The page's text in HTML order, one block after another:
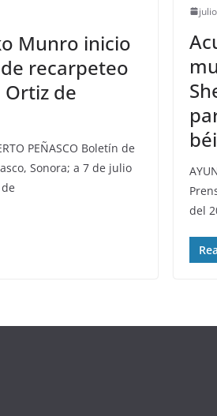
Munro inicio
recarpeteo
Ortiz de
PEÑASCO Boletín de
Sonora; a 7 de julio
del